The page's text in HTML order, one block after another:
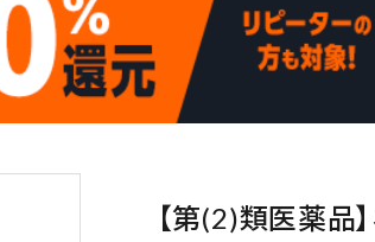
【第(2)類医薬